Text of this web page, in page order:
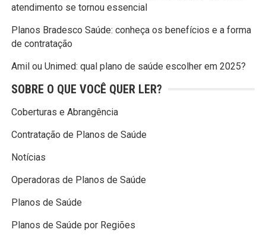
atendimento se tornou essencial
Planos Bradesco Saúde: conheça os benefícios e a forma
de contratação
Amil ou Unimed: qual plano de saúde escolher em 2025?
SOBRE O QUE VOCÊ QUER LER?
Coberturas e Abrangência
Contratação de Planos de Saúde
Notícias
Operadoras de Planos de Saúde
Planos de Saúde
Planos de Saúde por Regiões